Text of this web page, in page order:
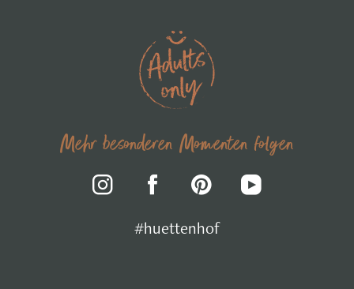
Mehr besonderen Momenten folgen
#huettenhof